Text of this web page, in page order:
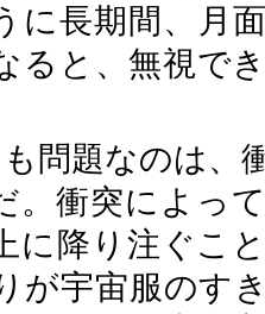
に長期間、月
ると、無視で
問題なのは、
。衝突によっ
に降り注ぐこ
が宇宙服のす